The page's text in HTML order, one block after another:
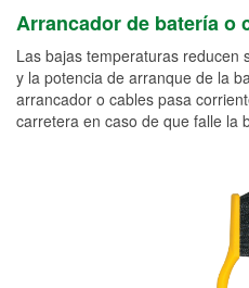
Arrancador de batería o
Las bajas temperaturas reducen
y la potencia de arranque de la
arrancador o cables pasa
carretera en caso de que falle la